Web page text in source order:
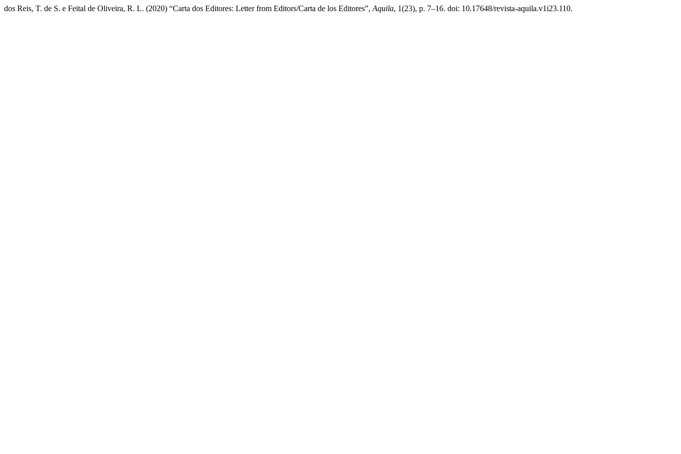
dos Reis, T. de S. e Feital de Oliveira, R. L. (2020) “Carta dos Editores: Letter from Editors/Carta de los Editores”, Aquila, 1(23), p. 7–16. doi: 10.17648/revista-aquila.v1i23.110.